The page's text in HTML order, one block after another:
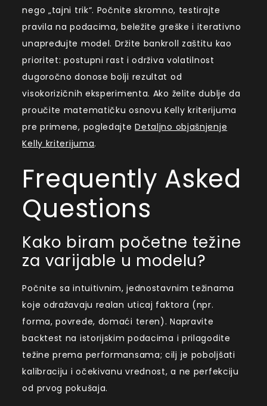
nego „tajni trik“. Počnite skromno, testirajte
pravila na podacima, beležite greške i iterativno
unapređujte model. Držite bankroll zaštitu kao
prioritet: postupni rast i održiva volatilnost
dugoročno donose bolji rezultat od
visokorizičnih eksperimenta. Ako želite dublje da
proučite matematičku osnovu Kelly kriterijuma
pre primene, pogledajteDetaljno objašnjenje
Kelly kriterijuma.
Frequently Asked
Questions
Kako biram početne težine
za varijable u modelu?
Počnite sa intuitivnim, jednostavnim težinama
koje odražavaju realan uticaj faktora (npr.
forma, povrede, domaći teren). Napravite
backtest na istorijskim podacima i prilagodite
težine prema performansama; cilj je poboljšati
kalibraciju i očekivanu vrednost, a ne perfekciju
od prvog pokušaja.